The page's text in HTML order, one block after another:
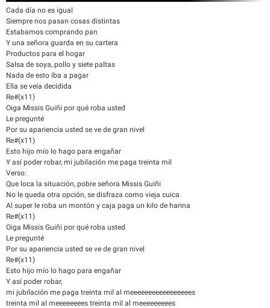
Cada día no es igual
Siempre nos pasan cosas distintas
Estabamos comprando pan
Y una señora guarda en su cartera
Productos para el hogar
Salsa de soya, pollo y siete paltas
Nada de esto iba a pagar
Ella se veía decidida
Re#(x11)
Oiga Missis Guiñi por qué roba usted
Le pregunté
Por su apariencia usted se ve de gran nivel
Re#(x11)
Esto hijo mío lo hago para engañar
Y así poder robar, mi jubilación me paga treinta mil
Verso:
Que loca la situación, pobre señora Missis Guiñi
No le queda otra opción, se disfraza como vieja cuica
Al super le roba un montón y caja paga un kilo de harina
Re#(x11)
Oiga Missis Guiñi por qué roba usted
Le pregunté
Por su apariencia usted se ve de gran nivel
Re#(x11)
Esto hijo mío lo hago para engañar
Y así poder robar,
mi jubilación me paga treinta mil al meeeeeeeeeeeeeeeees
treinta mil al meeeeeeees treinta mil al meeeeeeeees